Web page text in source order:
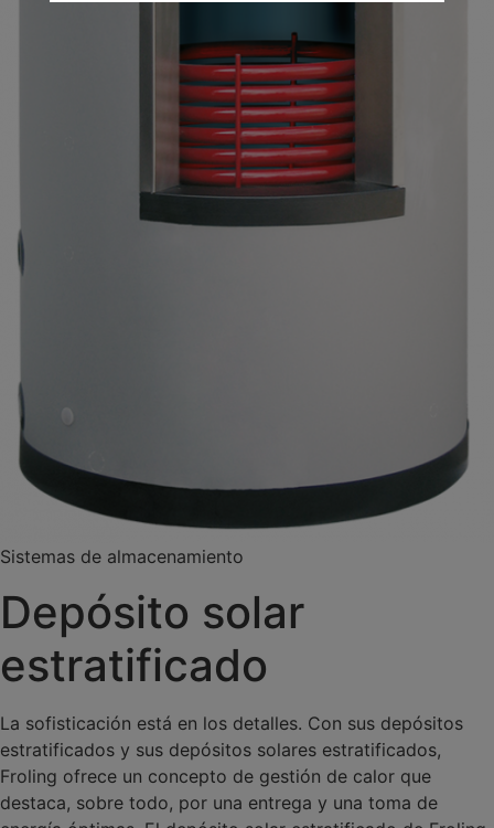
Sistemas de almacenamiento
Depósito solar
estratificado
La sofisticación está en los detalles. Con sus depósitos
estratificados y sus depósitos solares estratificados,
Froling ofrece un concepto de gestión de calor que
destaca, sobre todo, por una entrega y una toma de